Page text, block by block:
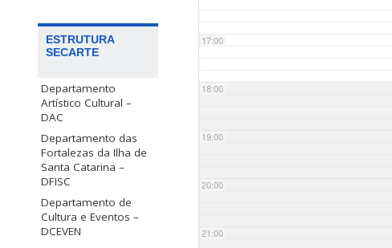
ESTRUTURA
SECARTE
Departamento
Artístico Cultural –
DAC
Departamento das
Fortalezas da Ilha de
Santa Catarina –
DFISC
Departamento de
Cultura e Eventos –
DCEVEN
17:00
18:00
19:00
20:00
21:00